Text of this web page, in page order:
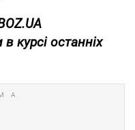
курсі останніх